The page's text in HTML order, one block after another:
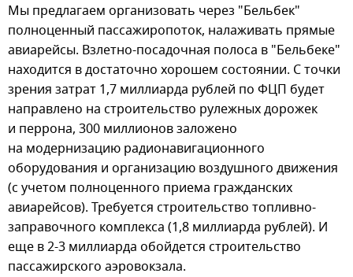
Мы предлагаем организовать через "Бельбек"
полноценный пассажиропоток, налаживать прямые
авиарейсы. Взлетно-посадочная полоса в "Бельбеке"
находится в достаточно хорошем состоянии. С точки
зрения затрат 1,7 миллиарда рублей по ФЦП будет
направлено на строительство рулежных дорожек
и перрона, 300 миллионов заложено
на модернизацию радионавигационного
оборудования и организацию воздушного движения
(с учетом полноценного приема гражданских
авиарейсов). Требуется строительство топливно-
заправочного комплекса (1,8 миллиарда рублей). И
еще в 2-3 миллиарда обойдется строительство
пассажирского аэровокзала.